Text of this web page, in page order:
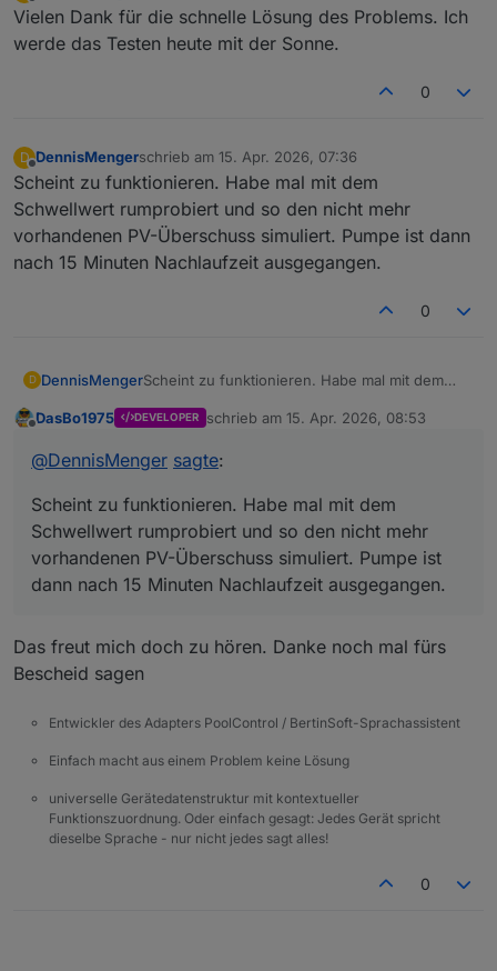
Offline
Vielen Dank für die schnelle Lösung des Problems. Ich
werde das Testen heute mit der Sonne.
0
D
Offline
DennisMengerschrieb am 15. Apr. 2026, 07:36
zuletzt editiert von
Scheint zu funktionieren. Habe mal mit dem
Schwellwert rumprobiert und so den nicht mehr
vorhandenen PV-Überschuss simuliert. Pumpe ist dann
nach 15 Minuten Nachlaufzeit ausgegangen.
0
D DennisMengerScheint zu funktionieren. Habe mal mit dem
vorhandenen PV-Überschuss simuliert. Pumpe
ausgegangen.
DasBo1975 DEVELOPER schrieb am 15. Apr. 2026, 08:53
zuletzt editiert von
@DennisMenger sagte:
Scheint zu funktionieren. Habe mal mit dem
Schwellwert rumprobiert und so den nicht mehr
vorhandenen PV-Überschuss simuliert. Pumpe ist
dann nach 15 Minuten Nachlaufzeit ausgegangen.
Das freut mich doch zu hören. Danke noch mal fürs
Bescheid sagen
Entwickler des Adapters PoolControl / BertinSoft-Sprachassistent
Einfach macht aus einem Problem keine Lösung
universelle Gerätedatenstruktur mit kontextueller
Funktionszuordnung. Oder einfach gesagt: Jedes Gerät spricht
dieselbe Sprache - nur nicht jedes sagt alles!
0